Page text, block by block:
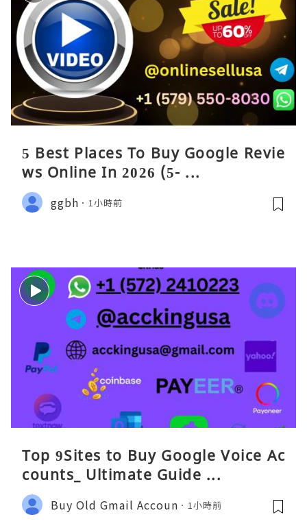
5 Best Places To Buy Google Revie
ws Online In 2026 (5- ...
ggbh 1小時前
Top 9Sites to Buy Google Voice Ac
counts_ Ultimate Guide ...
Buy Old Gmail Accoun 1小時前